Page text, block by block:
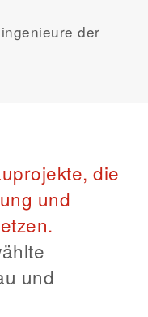
der
die
und
und